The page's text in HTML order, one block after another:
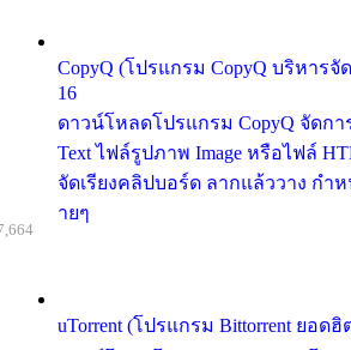
CopyQ (โปรแกรม CopyQ บริหาร
16
ดาวน์โหลดโปรแกรม CopyQ จัดก
Text ไฟล์รูปภาพ Image หรือไฟล์
จัดเรียงคลิปบอร์ด ลากแล้ววาง กำ
ายๆ
uTorrent (โปรแกรม Bittorrent ยอด